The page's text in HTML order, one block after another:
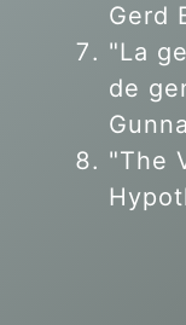
Gerd
"La
de
"The